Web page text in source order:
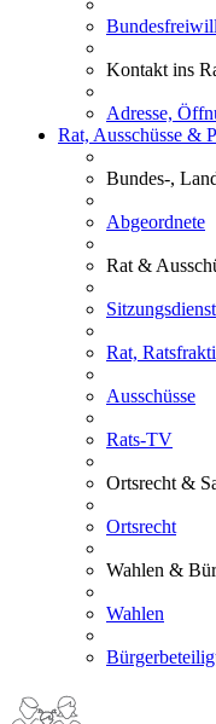
Kontakt ins
Adresse,
Rat, Ausschüsse &
Bundes-,
Abgeordnete
Rat &
Sitzungsdienst
Rat,
Ausschüsse
Rats-TV
Ortsrecht &
Ortsrecht
Wahlen &
Wahlen